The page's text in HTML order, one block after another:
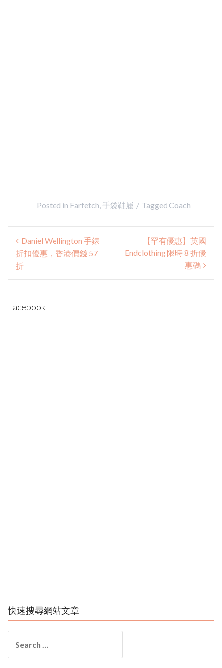
Posted in Farfetch,手袋鞋履 Tagged Coach
Post
navigation
Daniel Wellington 手錶
折扣優惠，香港價錢 57
折
【罕有優惠】英國
Endclothing 限時 8 折優
惠碼
Facebook
快速搜尋網站文章
for: